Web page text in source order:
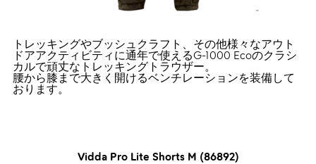
トレッキングやブッシュクラフト、その他様々なアウト
ドアアクティビティに通年で使えるG-1000 Ecoのクラシ
カルで頑丈なトレッキングトラウザー。
腰から膝まで大きく開けるベンチレーションを装備して
おります。
Vidda Pro Lite Shorts M (86892)